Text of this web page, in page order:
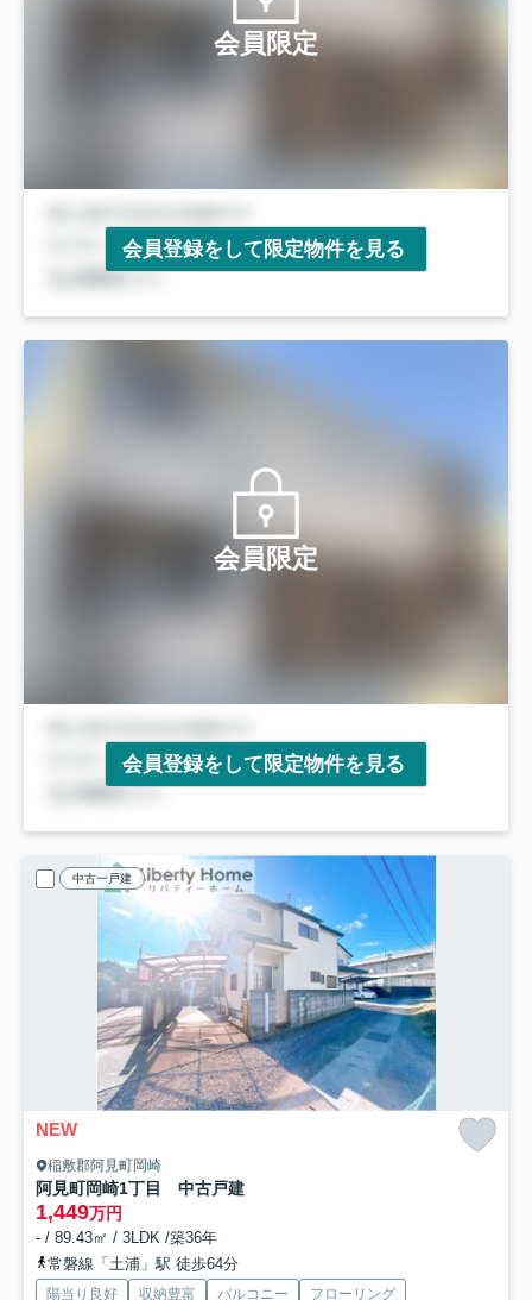
会員限定
会員登録をして限定物件を見る
会員限定
会員登録をして限定物件を見る
中古一戸建
NEW
稲敷郡阿見町岡崎
阿見町岡崎1丁目 中古戸建
1,449万円
- / 89.43㎡ / 3LDK /築36年
常磐線「土浦」駅 徒歩64分
陽当り良好 収納豊富 バルコニー フローリング